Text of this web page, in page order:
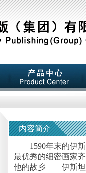
内容简介
1590年末的伊斯
最优秀的细密画家
他的故乡——伊斯坦